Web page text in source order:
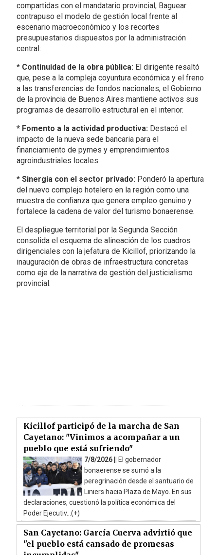
compartidas con el mandatario provincial, Baguear
contrapuso el modelo de gestión local frente al
escenario macroeconómico y los recortes
presupuestarios dispuestos por la administración
central:
* Continuidad de la obra pública:El dirigente resaltó
que, pese a la compleja coyuntura económica y el freno
a las transferencias de fondos nacionales, el Gobierno
de la provincia de Buenos Aires mantiene activos sus
programas de desarrollo estructural en el interior.
* Fomento a la actividad productiva:Destacó el
impacto de la nueva sede bancaria para el
financiamiento de pymes y emprendimientos
agroindustriales locales.
* Sinergia con el sector privado:Ponderó la apertura
del nuevo complejo hotelero en la región como una
muestra de confianza que genera empleo genuino y
fortalece la cadena de valor del turismo bonaerense.
El despliegue territorial por la Segunda Sección
consolida el esquema de alineación de los cuadros
dirigenciales con la jefatura de Kicillof, priorizando la
inauguración de obras de infraestructura concretas
como eje de la narrativa de gestión del justicialismo
provincial.
Kicillof participó de la marcha de San
Cayetano: "Vinimos a acompañar a un
pueblo que está sufriendo"
7/8/2026 ||
El gobernador
bonaerense se sumó a la
peregrinación desde el santuario de
Liniers hacia Plaza de Mayo. En sus
declaraciones, cuestionó la política económica del
Poder Ejecutiv...(+)
San Cayetano: García Cuerva advirtió que
"el pueblo está cansado de promesas